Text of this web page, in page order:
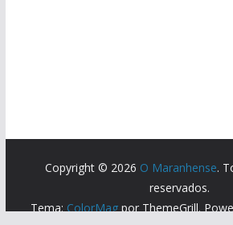
Copyright © 2026 O Maranhense.
reservados.
Tema: ColorMag por ThemeGrill.